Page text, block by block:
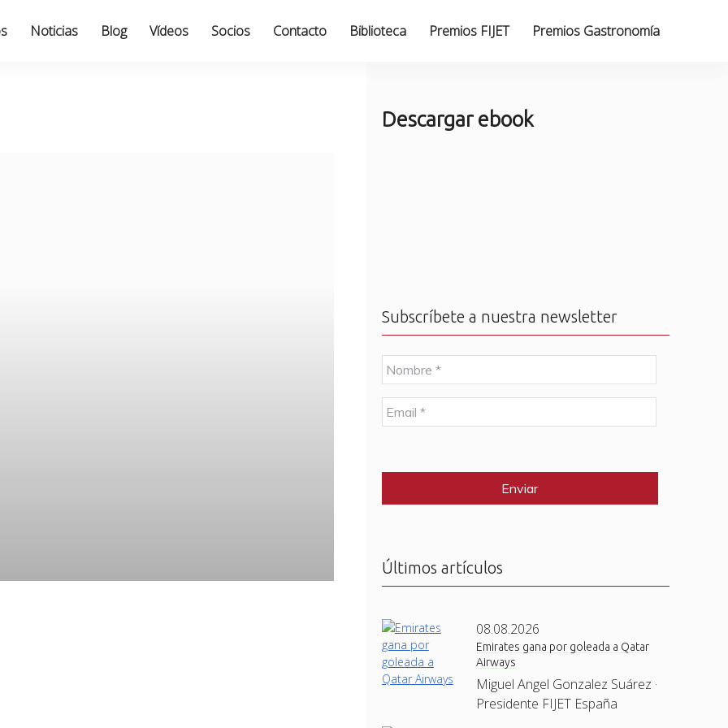
Noticias Blog Vídeos Socios Contacto Biblioteca Premios FIJET Premios Gastronomía
Descargar ebook
Subscríbete a nuestra newsletter
N
o
m
b
r
E
m
l
Últimos artículos
08.08.2026
Emirates gana por goleada a Qatar
Airways
Miguel Angel Gonzalez Suárez ·
Presidente FIJET España